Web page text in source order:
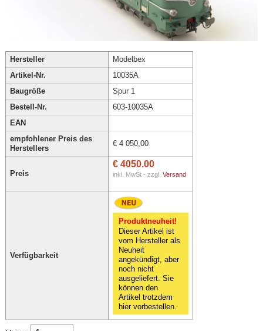
Hersteller
Modelbex
Artikel-Nr.
10035A
Baugröße
Spur 1
Bestell-Nr.
603-10035A
EAN
empfohlener Preis des
Herstellers
€ 4 050,00
Preis
€ 4050.00
inkl. MwSt - zzgl. Versand
Verfügbarkeit
Produktneuheit!
Dieser Artikel ist
vom Hersteller als
Neuheit
angekündigt, aber
noch nicht
ausgeliefert. Sie
können den
Artikel trotzdem
hier vorbestellen.